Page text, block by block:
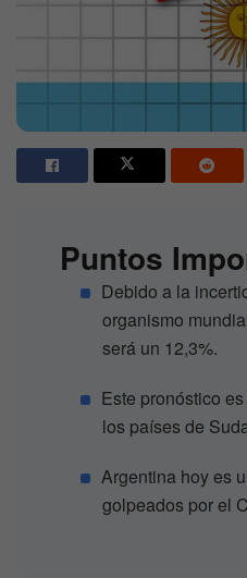
Puntos
Debido a la
organismo
será un 12,3%.
Este pronóstico
los países de
Argentina hoy es
golpeados por el